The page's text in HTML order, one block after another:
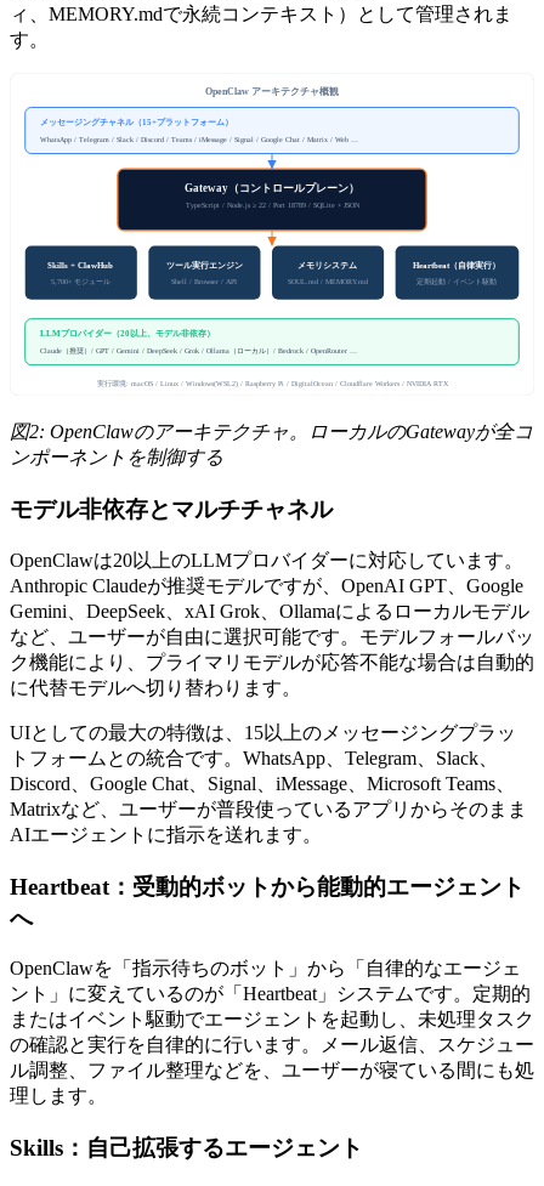
ィ、MEMORY.mdで永続コンテキスト）として管理されま
す。
OpenClaw アーキテクチャ概観
メッセージングチャネル（15+プラットフォーム）
WhatsApp / Telegram / Slack / Discord / Teams / iMessage / Signal / Google Chat / Matrix / Web …
Gateway（コントロールプレーン）
TypeScript / Node.js ≥ 22 / Port 18789 / SQLite + JSON
Skills + ClawHub
5,700+ モジュール
ツール実行エンジン
Shell / Browser / API
メモリシステム
SOUL.md / MEMORY.md
Heartbeat（自律実行）
定期起動 / イベント駆動
LLMプロバイダー（20以上、モデル非依存）
Claude（推奨）/ GPT / Gemini / DeepSeek / Grok / Ollama（ローカル）/ Bedrock / OpenRouter …
実行環境: macOS / Linux / Windows(WSL2) / Raspberry Pi / DigitalOcean / Cloudflare Workers / NVIDIA RTX
図2: OpenClawのアーキテクチャ。ローカルのGatewayが全コ
ンポーネントを制御する
モデル非依存とマルチチャネル
OpenClawは20以上のLLMプロバイダーに対応しています。
Anthropic Claudeが推奨モデルですが、OpenAI GPT、Google
Gemini、DeepSeek、xAI Grok、Ollamaによるローカルモデル
など、ユーザーが自由に選択可能です。モデルフォールバッ
ク機能により、プライマリモデルが応答不能な場合は自動的
に代替モデルへ切り替わります。
UIとしての最大の特徴は、15以上のメッセージングプラッ
トフォームとの統合です。WhatsApp、Telegram、Slack、
Discord、Google Chat、Signal、iMessage、Microsoft Teams、
Matrixなど、ユーザーが普段使っているアプリからそのまま
AIエージェントに指示を送れます。
Heartbeat：受動的ボットから能動的エージェント
へ
OpenClawを「指示待ちのボット」から「自律的なエージェ
ント」に変えているのが「Heartbeat」システムです。定期的
またはイベント駆動でエージェントを起動し、未処理タスク
の確認と実行を自律的に行います。メール返信、スケジュー
ル調整、ファイル整理などを、ユーザーが寝ている間にも処
理します。
Skills：自己拡張するエージェント